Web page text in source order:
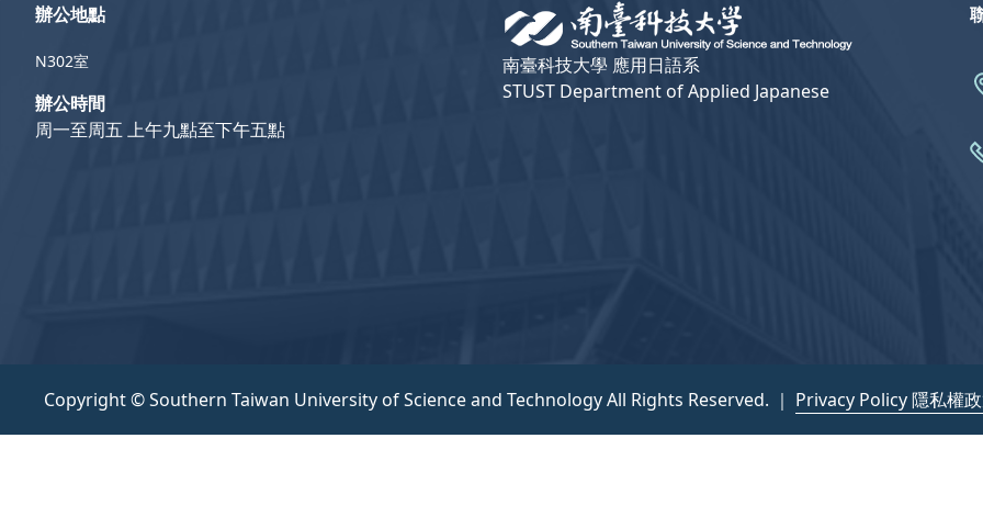
南臺科技大學 應用日語系
STUST Department of Applied Japanese
辦公地點
N302室
辦公時間
周一至周五 上午九點至下午五點
Copyright © Southern Taiwan University of Science and Technology All Rights Reserved. ｜ Privacy Policy 隱私權